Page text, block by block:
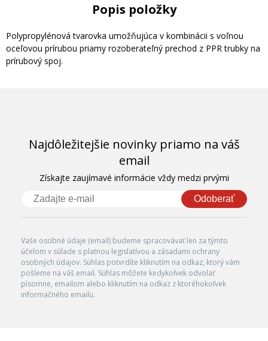
Popis položky
Polypropylénová tvarovka umožňujúca v kombinácii s voľnou
oceľovou prírubou priamy rozoberateľný prechod z PPR trubky na
prírubový spoj.
Najdôležitejšie novinky priamo na váš
email
Získajte zaujímavé informácie vždy medzi prvými
Odoberať
Vaše osobné údaje (email) budeme spracovávať len za týmto
účelom v súlade s platnou legislatívou a zásadami ochrany
osobných údajov. Súhlas potvrdíte kliknutím na odkaz, ktorý vám
pošleme na váš email. Súhlas môžete kedykoľvek odvolať
písomne, emailom alebo kliknutím na odkaz z ktoréhokoľvek
informačného emailu.